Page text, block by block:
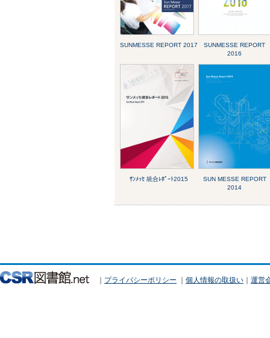
SUNMESSE REPORT 2017
SUNMESSE REPORT
2016
ｻﾝﾒｯｾ 統合ﾚﾎﾟｰﾄ2015
SUN MESSE REPORT
2014
｜ プライバシーポリシー ｜ 個人情報の取扱い ｜ 運営